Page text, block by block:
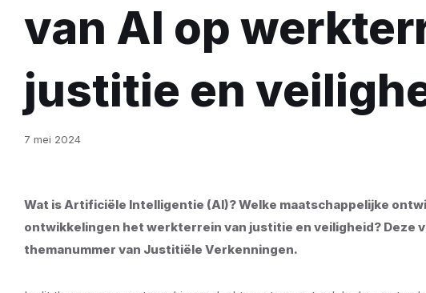
van AI op
justitie en
7 mei 2024
Wat is Artificiële Intelligentie (AI)? Welke maatschappelijke
ontwikkelingen het werkterrein van justitie en veiligheid? Deze
themanummer van Justitiële Verkenningen.